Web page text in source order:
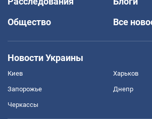
Общество
Все
Новости Украины
Киев Харьков
Запорожье Днепр
Черкассы